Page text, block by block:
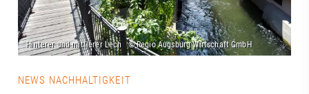
NEWS NACHHALTIGKEIT